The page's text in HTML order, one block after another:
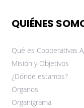
QUIÉNES
Qué es Cooperativas
Misión y Objetivos
¿Dónde estamos?
Órganos
Organigrama